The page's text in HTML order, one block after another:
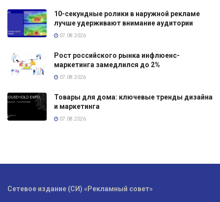
10-секундные ролики в наружной рекламе
лучше удерживают внимание аудитории
07.08.2026
Рост российского рынка инфлюенс-
маркетинга замедлился до 2%
07.08.2026
Товары для дома: ключевые тренды дизайна
и маркетинга
07.08.2026
Сетевое издание (СИ) «Рекламный совет»